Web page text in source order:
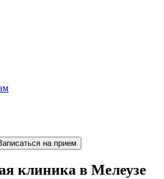
на прием
клиника в Мелеузе